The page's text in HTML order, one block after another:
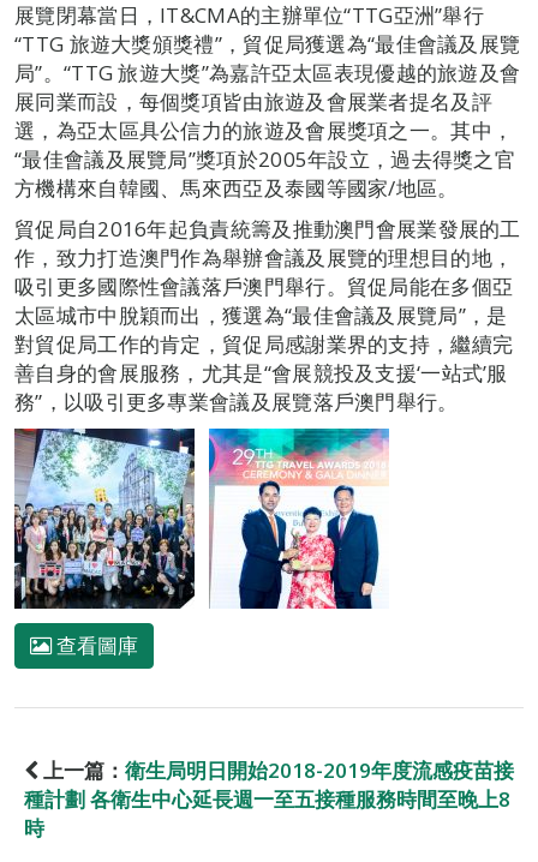
展覽閉幕當日，IT&CMA的主辦單位“TTG亞洲”舉行
“TTG 旅遊大獎頒獎禮”，貿促局獲選為“最佳會議及展覽
局”。“TTG 旅遊大獎”為嘉許亞太區表現優越的旅遊及會
展同業而設，每個獎項皆由旅遊及會展業者提名及評
選，為亞太區具公信力的旅遊及會展獎項之一。其中，
“最佳會議及展覽局”獎項於2005年設立，過去得獎之官
方機構來自韓國、馬來西亞及泰國等國家/地區。
貿促局自2016年起負責統籌及推動澳門會展業發展的工
作，致力打造澳門作為舉辦會議及展覽的理想目的地，
吸引更多國際性會議落戶澳門舉行。貿促局能在多個亞
太區城市中脫穎而出，獲選為“最佳會議及展覽局”，是
對貿促局工作的肯定，貿促局感謝業界的支持，繼續完
善自身的會展服務，尤其是“會展競投及支援‘一站式’服
務”，以吸引更多專業會議及展覽落戶澳門舉行。
查看圖庫
上一篇： 衛生局明日開始2018-2019年度流感疫苗接
種計劃 各衛生中心延長週一至五接種服務時間至晚上8
時